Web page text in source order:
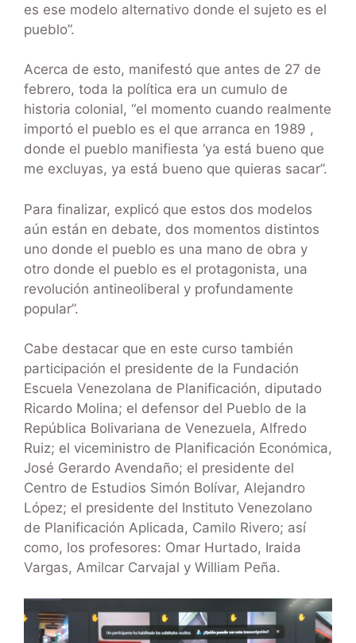
es ese modelo alternativo donde el sujeto es el
pueblo”.
Acerca de esto, manifestó que antes de 27 de
febrero, toda la política era un cumulo de
historia colonial, “el momento cuando realmente
importó el pueblo es el que arranca en 1989 ,
donde el pueblo manifiesta ‘ya está bueno que
me excluyas, ya está bueno que quieras sacar”.
Para finalizar, explicó que estos dos modelos
aún están en debate, dos momentos distintos
uno donde el pueblo es una mano de obra y
otro donde el pueblo es el protagonista, una
revolución antineoliberal y profundamente
popular”.
Cabe destacar que en este curso también
participación el presidente de la Fundación
Escuela Venezolana de Planificación, diputado
Ricardo Molina; el defensor del Pueblo de la
República Bolivariana de Venezuela, Alfredo
Ruiz; el viceministro de Planificación Económica,
José Gerardo Avendaño; el presidente del
Centro de Estudios Simón Bolívar, Alejandro
López; el presidente del Instituto Venezolano
de Planificación Aplicada, Camilo Rivero; así
como, los profesores: Omar Hurtado, Iraida
Vargas, Amilcar Carvajal y William Peña.